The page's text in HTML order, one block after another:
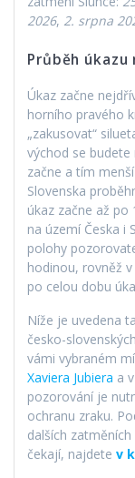
2026, 2. srpna
Průběh úkazu
Úkaz začne
horního pravého
„zakusovat“
východ se
začne a tím
Slovenska
úkaz začne až po
na území Česka i
polohy
hodinou, rovněž
po celou dobu
Níže je uvedena
česko-
vámi vybraném
Xaviera Jubiera a
pozorování je
ochranu zraku.
dalších
čekají, najdete v